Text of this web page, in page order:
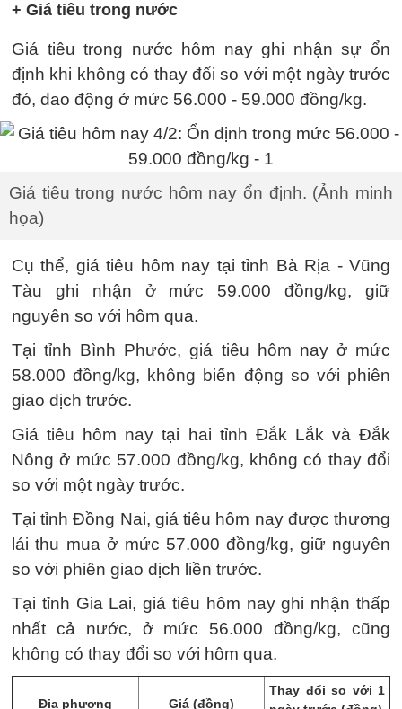
+ Giá tiêu trong nước
Giá tiêu trong nước hôm nay ghi nhận sự ổn
định khi không có thay đổi so với một ngày trước
đó, dao động ở mức 56.000 - 59.000 đồng/kg.
Giá tiêu trong nước hôm nay ổn định. (Ảnh minh
họa)
Cụ thể, giá tiêu hôm nay tại tỉnh Bà Rịa - Vũng
Tàu ghi nhận ở mức 59.000 đồng/kg, giữ
nguyên so với hôm qua.
Tại tỉnh Bình Phước, giá tiêu hôm nay ở mức
58.000 đồng/kg, không biến động so với phiên
giao dịch trước.
Giá tiêu hôm nay tại hai tỉnh Đắk Lắk và Đắk
Nông ở mức 57.000 đồng/kg, không có thay đổi
so với một ngày trước.
Tại tỉnh Đồng Nai, giá tiêu hôm nay được thương
lái thu mua ở mức 57.000 đồng/kg, giữ nguyên
so với phiên giao dịch liền trước.
Tại tỉnh Gia Lai, giá tiêu hôm nay ghi nhận thấp
nhất cả nước, ở mức 56.000 đồng/kg, cũng
không có thay đổi so với hôm qua.
Địa phương Giá (đồng)
Thay đổi so với 1